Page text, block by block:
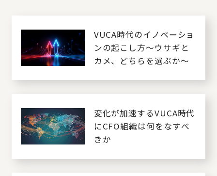
VUCA時代のイノベーショ
ンの起こし方～ウサギと
カメ、どちらを選ぶか～
変化が加速するVUCA時代
にCFO組織は何をなすべ
きか